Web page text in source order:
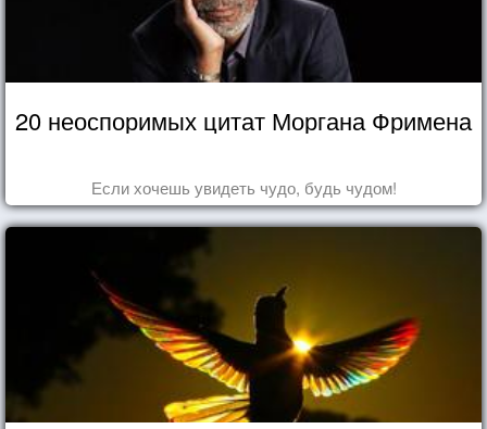
20 неоспоримых цитат Моргана Фримена
Если хочешь увидеть чудо, будь чудом!